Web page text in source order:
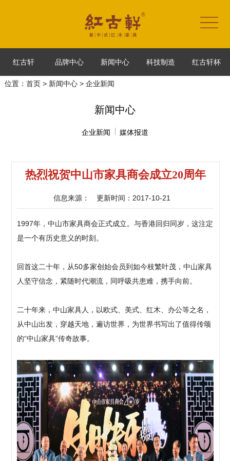
红古轩 品牌中心 新闻中心 科技制造 红古轩杯
位置： 首页> 新闻中心> 企业新闻
新闻中心
企业新闻 媒体报道
热烈祝贺中山市家具商会成立20周年
信息来源： 更新时间：2017-10-21
1997年，中山市家具商会正式成立。与香港回归同岁，这注定
是一个有历史意义的时刻。
回首这二十年，从50多家创始会员到如今枝繁叶茂，中山家具
人坚守信念，紧随时代潮流，同呼吸共患难，携手向前。
二十年来，中山家具人，以欧式、美式、红木、办公等之名，
从中山出发，穿越天地，遍访世界，为世界书写出了值得传颂
的“中山家具”传奇故事。